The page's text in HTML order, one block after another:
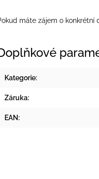
máte zájem o konkrétní
Kategorie:
Záruka:
EAN :